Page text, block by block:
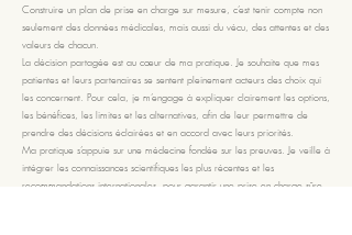
Construire un plan de prise en charge sur mesure, c’est tenir compte non
seulement des données médicales, mais aussi du vécu, des attentes et des
valeurs de chacun.
La décision partagée est au cœur de ma pratique. Je souhaite que mes
patientes et leurs partenaires se sentent pleinement acteurs des choix qui
les concernent. Pour cela, je m’engage à expliquer clairement les options,
les bénéfices, les limites et les alternatives, afin de leur permettre de
prendre des décisions éclairées et en accord avec leurs priorités.
Ma pratique s’appuie sur une médecine fondée sur les preuves. Je veille à
intégrer les connaissances scientifiques les plus récentes et les
recommandations internationales, pour garantir une prise en charge sûre,